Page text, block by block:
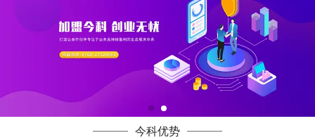
今科优势